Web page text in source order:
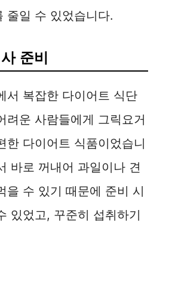
줄일 수 있었습니다.
준비
서 복잡한 다이어트 식단
려운 사람들에게 그릭요거
한 다이어트 식품이었습니
바로 꺼내어 과일이나 견
을 수 있기 때문에 준비 시
있었고, 꾸준히 섭취하기